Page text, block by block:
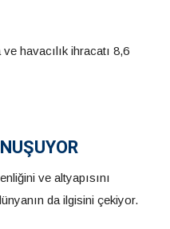
havacılık ihracatı 8,6
ve altyapısını
da ilgisini çekiyor.